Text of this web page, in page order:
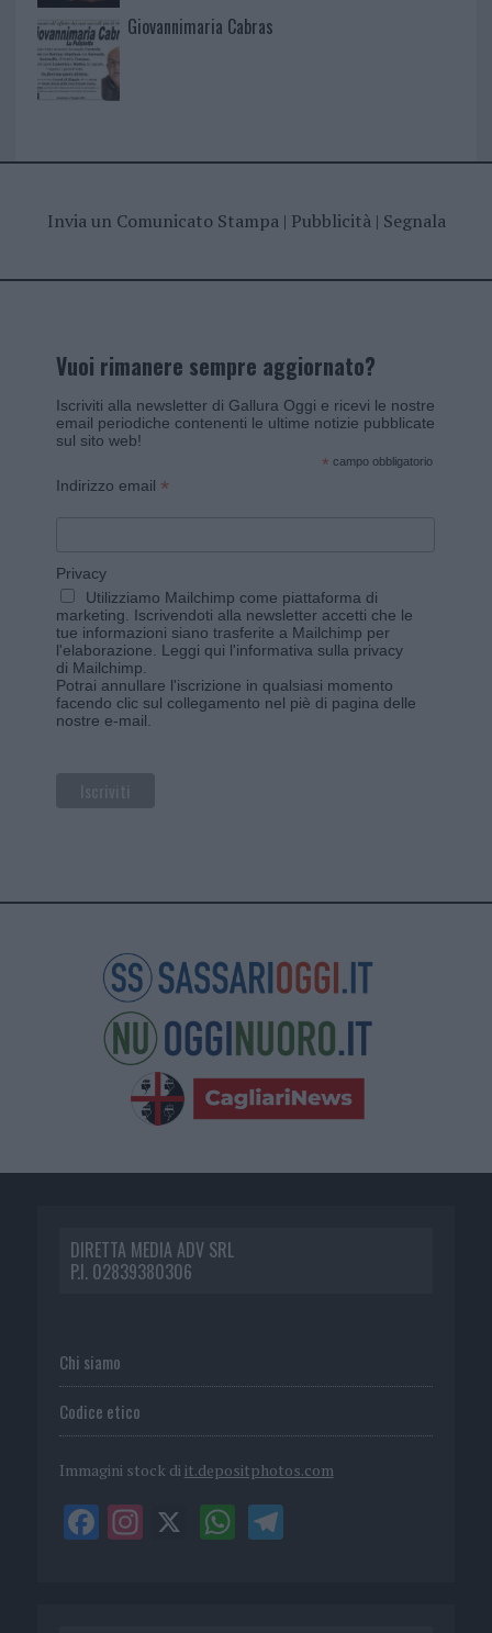
Giovannimaria Cabras
Invia un Comunicato Stampa| Pubblicità| Segnala
Vuoi rimanere sempre aggiornato?
Iscriviti alla newsletter di Gallura Oggi e ricevi le nostre
email periodiche contenenti le ultime notizie pubblicate
sul sito web!
* campo obbligatorio
Indirizzo email *
Privacy
Utilizziamo Mailchimp come piattaforma di
marketing. Iscrivendoti alla newsletter accetti che le
tue informazioni siano trasferite a Mailchimp per
l'elaborazione. Leggi qui l'informativa sulla privacy
di Mailchimp
Potrai annullare l'iscrizione in qualsiasi momento
facendo clic sul collegamento nel piè di pagina delle
nostre e-mail.
DIRETTA MEDIA ADV SRL
P.I. 02839380306
Chi siamo
Codice etico
Immagini stock di it.depositphotos.com